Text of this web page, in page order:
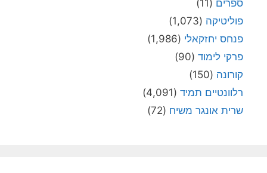
ספרים (11)
פוליטיקה (1,073)
פנחס יחזקאלי (1,986)
פרקי לימוד (90)
קורונה (150)
רלוונטיים תמיד (4,091)
שרית אונגר משיח (72)